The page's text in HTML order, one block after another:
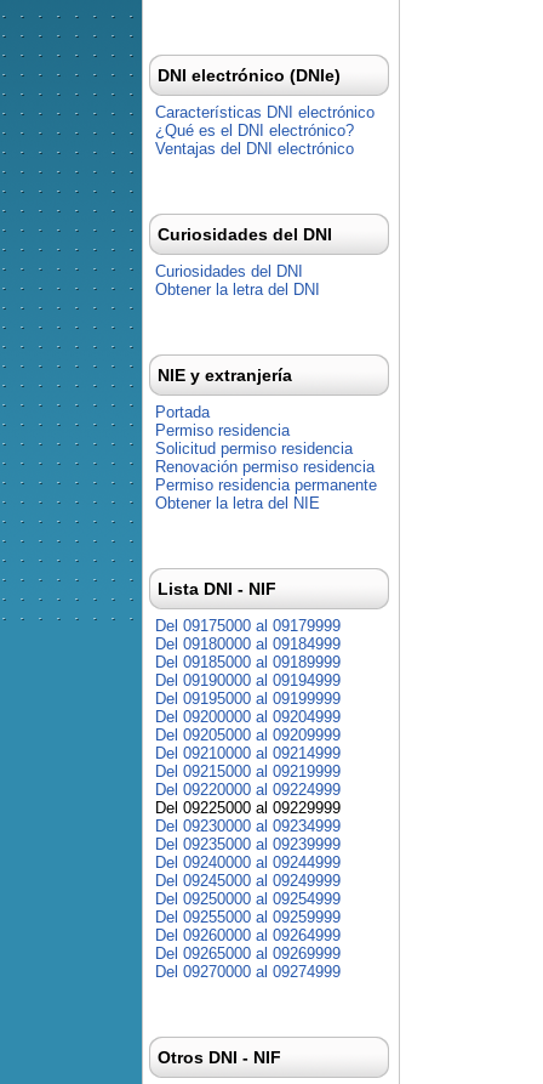
DNI electrónico (DNIe)
Características DNI electrónico
¿Qué es el DNI electrónico?
Ventajas del DNI electrónico
Curiosidades del DNI
Curiosidades del DNI
Obtener la letra del DNI
NIE y extranjería
Portada
Permiso residencia
Solicitud permiso residencia
Renovación permiso residencia
Permiso residencia permanente
Obtener la letra del NIE
Lista DNI - NIF
Del 09175000 al 09179999
Del 09180000 al 09184999
Del 09185000 al 09189999
Del 09190000 al 09194999
Del 09195000 al 09199999
Del 09200000 al 09204999
Del 09205000 al 09209999
Del 09210000 al 09214999
Del 09215000 al 09219999
Del 09220000 al 09224999
Del 09225000 al 09229999
Del 09230000 al 09234999
Del 09235000 al 09239999
Del 09240000 al 09244999
Del 09245000 al 09249999
Del 09250000 al 09254999
Del 09255000 al 09259999
Del 09260000 al 09264999
Del 09265000 al 09269999
Del 09270000 al 09274999
Otros DNI - NIF